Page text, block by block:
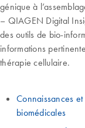
génique à
– QIAGEN Digital
des outils de bio-
informations
thérapie cellulaire.
Connaissances
biomédicales